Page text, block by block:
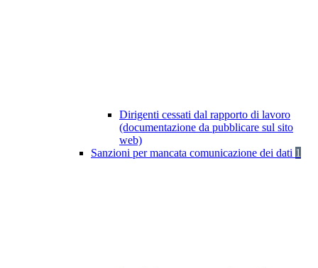
Dirigenti cessati dal rapporto di lavoro
(documentazione da pubblicare sul sito
web)
Sanzioni per mancata comunicazione dei dati 1